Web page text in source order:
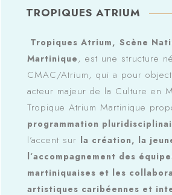
TROPIQUES ATRIUM
Tropiques Atrium, Scène
Martinique, est une structure
CMAC/Atrium, qui a pour
acteur majeur de la Culture en
Tropique Atrium Martinique
programmation
l’accent sur la création, la
l’accompagnement des
martiniquaises et les
artistiques caribéennes et